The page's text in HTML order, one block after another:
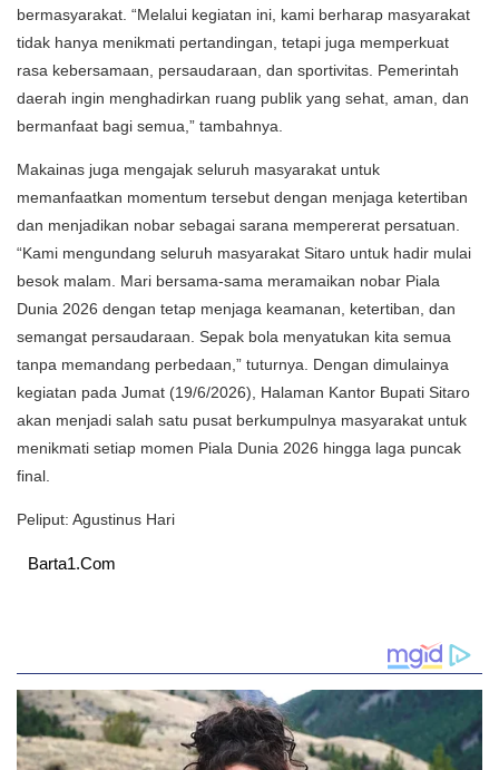
bermasyarakat. “Melalui kegiatan ini, kami berharap masyarakat
tidak hanya menikmati pertandingan, tetapi juga memperkuat
rasa kebersamaan, persaudaraan, dan sportivitas. Pemerintah
daerah ingin menghadirkan ruang publik yang sehat, aman, dan
bermanfaat bagi semua,” tambahnya.
Makainas juga mengajak seluruh masyarakat untuk
memanfaatkan momentum tersebut dengan menjaga ketertiban
dan menjadikan nobar sebagai sarana mempererat persatuan.
“Kami mengundang seluruh masyarakat Sitaro untuk hadir mulai
besok malam. Mari bersama-sama meramaikan nobar Piala
Dunia 2026 dengan tetap menjaga keamanan, ketertiban, dan
semangat persaudaraan. Sepak bola menyatukan kita semua
tanpa memandang perbedaan,” tuturnya. Dengan dimulainya
kegiatan pada Jumat (19/6/2026), Halaman Kantor Bupati Sitaro
akan menjadi salah satu pusat berkumpulnya masyarakat untuk
menikmati setiap momen Piala Dunia 2026 hingga laga puncak
final.
Peliput: Agustinus Hari
Barta1.Com